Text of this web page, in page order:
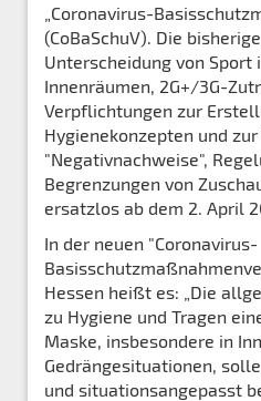
„Coronavirus-
(CoBaSchuV). Die
Unterscheidung von Sport
Innenräumen, 2G+/3G-
Verpflichtungen zur
Hygienekonzepten und
"Negativnachweise",
Begrenzungen von
ersatzlos ab dem 2. April
In der neuen "Coronavirus-
Hessen heißt es: „Die
zu Hygiene und Tragen
Maske, insbesondere in
Gedrängesituationen,
und situationsangepasst